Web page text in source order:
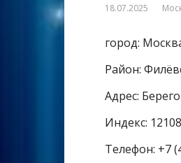
18.07.2025
город:
Район:
Адрес:
Индекс:
Телефон: +7